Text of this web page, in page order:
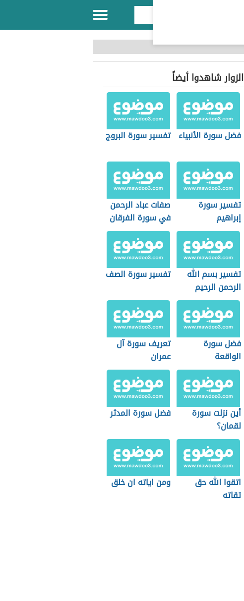
الزوار شاهدوا أيضاً
فضل سورة الأنبياء تفسير سورة البروج
تفسير سورة
إبراهيم
صفات عباد الرحمن
في سورة الفرقان
تفسير بسم الله
الرحمن الرحيم
تفسير سورة الصف
فضل سورة
الواقعة
تعريف سورة آل
عمران
أين نزلت سورة
لقمان؟
فضل سورة المدثر
اتقوا الله حق
تقاته
ومن اياته ان خلق